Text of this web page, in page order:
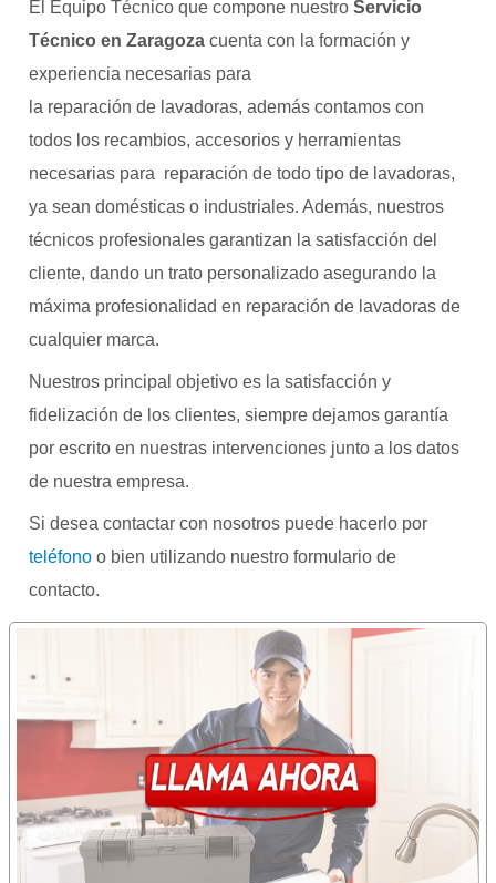
El Equipo Técnico que compone nuestro Servicio
Técnico en Zaragoza cuenta con la formación y
experiencia necesarias para
la reparación de lavadoras, además contamos con
todos los recambios, accesorios y herramientas
necesarias para reparación de todo tipo de lavadoras,
ya sean domésticas o industriales. Además, nuestros
técnicos profesionales garantizan la satisfacción del
cliente, dando un trato personalizado asegurando la
máxima profesionalidad en reparación de lavadoras de
cualquier marca.
Nuestros principal objetivo es la satisfacción y
fidelización de los clientes, siempre dejamos garantía
por escrito en nuestras intervenciones junto a los datos
de nuestra empresa.
Si desea contactar con nosotros puede hacerlo por
teléfono o bien utilizando nuestro formulario de
contacto.